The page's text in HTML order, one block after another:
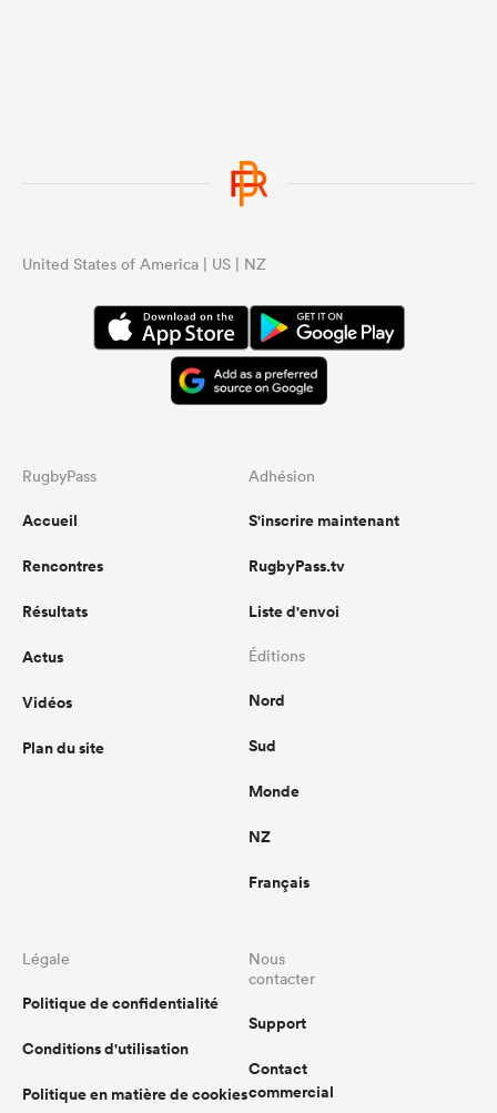
United States of America | US | NZ
RugbyPass
Accueil
Rencontres
Résultats
Actus
Vidéos
Plan du site
Adhésion
S'inscrire maintenant
RugbyPass.tv
Liste d'envoi
Éditions
Nord
Sud
Monde
NZ
Français
Légale
Politique de confidentialité
Conditions d'utilisation
Politique en matière de cookies
Nous
contacter
Support
Contact
commercial